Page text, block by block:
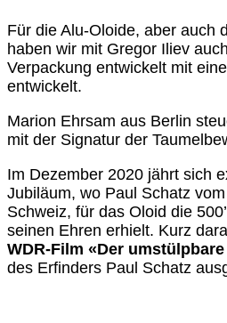
Für die Alu-Oloide, aber auch
haben wir mit Gregor Iliev
Verpackung entwickelt mit
entwickelt.
Marion Ehrsam aus Berlin
mit der Signatur der
Im Dezember 2020 jährt sich
Jubiläum, wo Paul Schatz
Schweiz, für das Oloid die
seinen Ehren erhielt. Kurz
WDR-Film «Der
des Erfinders Paul Schatz